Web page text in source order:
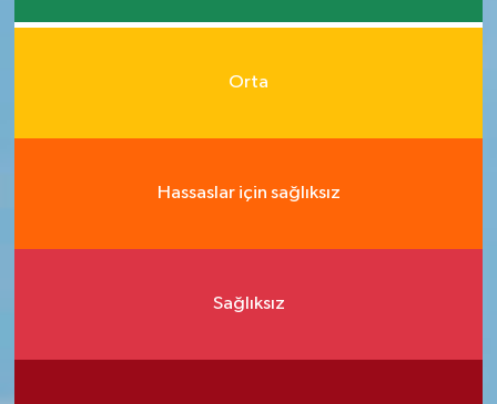
Orta
Hassaslar için sağlıksız
Sağlıksız